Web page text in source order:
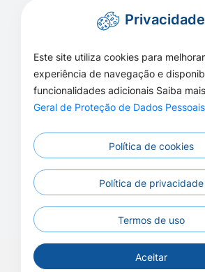
Privacidade
Este site utiliza cookies para
experiência de navegação e
funcionalidades adicionais Saiba
Geral de Proteção de Dados
Política de cookies
Política de privacidade
Termos de uso
Aceitar